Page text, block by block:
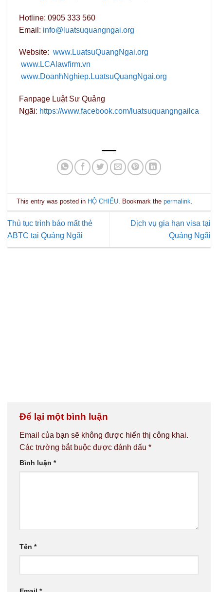
Hotline: 0905 333 560
Email: info@luatsuquangngai.org
Website: www.LuatsuQuangNgai.org
www.LCAlawfirm.vn
www.DoanhNghiep.LuatsuQuangNgai.org
Fanpage Luật Sư Quảng
Ngãi: https://www.facebook.com/luatsuquangngailca
This entry was posted in HỘ CHIẾU. Bookmark thepermalink.
Thủ tục trình báo mất thẻ
ABTC tại Quảng Ngãi
Dịch vụ gia hạn visa tại
Quảng Ngãi
Để lại một bình luận
Email của bạn sẽ không được hiển thị công khai.
Các trường bắt buộc được đánh dấu *
Bình luận *
Tên *